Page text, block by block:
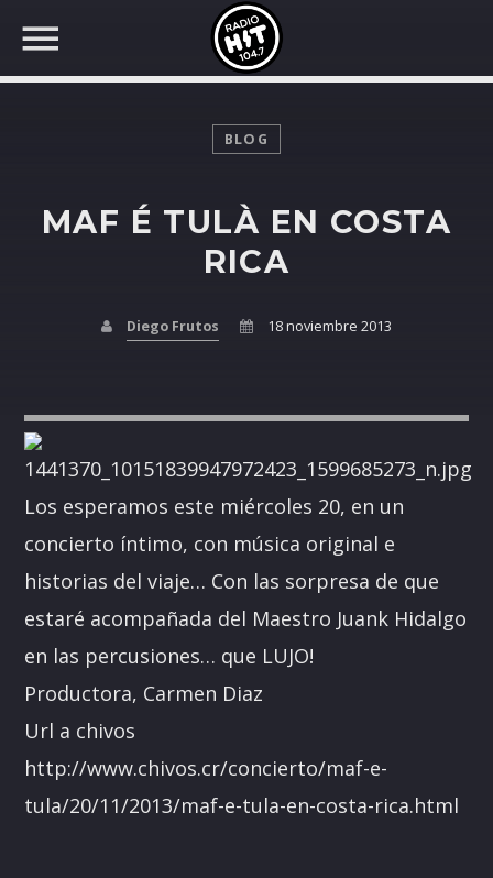
BUSCAR EN RADIO HIT
COMPARTE EN...
Twitter
Whatsapp
BLOG
MAF É TULÀ EN COSTA
RICA
Diego Frutos 18 noviembre 2013
Los esperamos este miércoles 20, en un
concierto íntimo, con música original e
historias del viaje… Con las sorpresa de que
estaré acompañada del Maestro Juank Hidalgo
en las percusiones… que LUJO!
Productora, Carmen Diaz
Url a chivos
http://www.chivos.cr/concierto/maf-e-
tula/20/11/2013/maf-e-tula-en-costa-rica.html